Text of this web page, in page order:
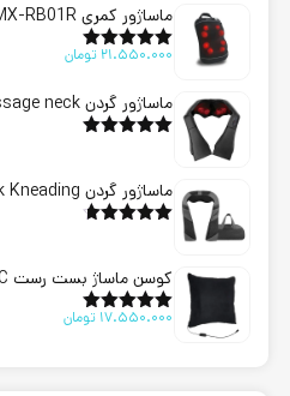
ماساژور کمری MX-RB01R
امتیاز5.00
21.550.000 تومان
ماساژور گردن Resteck Shawl Massage neck
ماساژور گردن Resteck Neck Kneading
کوسن ماساژ بست رست BestRest MX-02PC
امتیاز5.00
17.550.000 تومان